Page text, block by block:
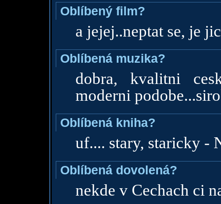
Oblíbený film?
a jejej..neptat se, je
Oblíbená muzika?
dobra, kvalitni
moderni
Oblíbená kniha?
uf.... stary, staricky -
Oblíbená dovolená?
nekde v Cechach ci